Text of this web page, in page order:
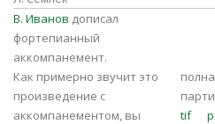
В. Иванов дописал
фортепианный
аккомпанемент.
Как примерно звучит это
произведение с
аккомпанементом, вы
tif